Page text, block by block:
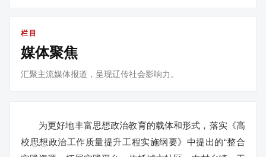
栏目
媒体聚焦
汇聚主流媒体报道，呈现辽传社会影响力。
为更好地丰富思想政治教育的载体和形式，落实《高
校思想政治工作质量提升工程实施纲要》中提出的“整合